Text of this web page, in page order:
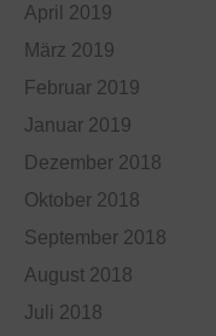
April 2019
März 2019
Februar 2019
Januar 2019
Dezember 2018
Oktober 2018
September 2018
August 2018
Juli 2018